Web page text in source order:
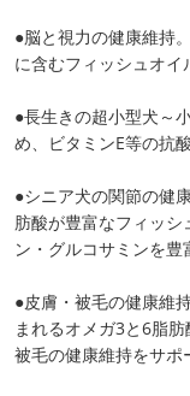
●脳と視力の健康維持
に含むフィッシュオイ
●長生きの超小型犬～
め、ビタミンE等の抗
●シニア犬の関節の健
肪酸が豊富なフィッ
ン・グルコサミンを豊
●皮膚・被毛の健康維
まれるオメガ3と6脂
被毛の健康維持をサポ